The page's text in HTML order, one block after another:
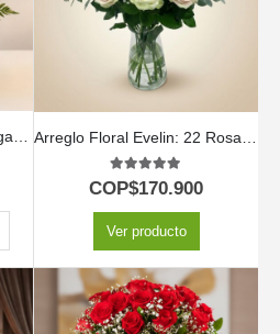
5.00out of 5
COP$170.900
Ver producto